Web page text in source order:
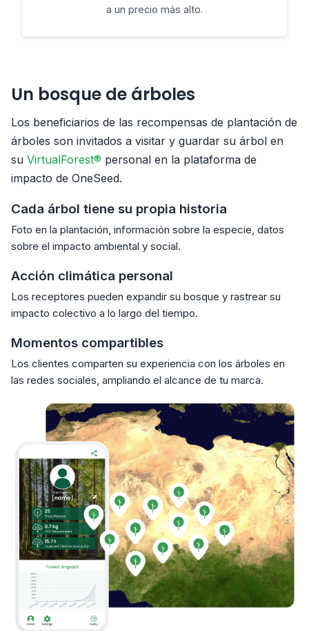
a un precio más alto.
Un bosque de árboles
Los beneficiarios de las recompensas de plantación de
árboles son invitados a visitar y guardar su árbol en
su VirtualForest® personal en la plataforma de
impacto de OneSeed.
Cada árbol tiene su propia historia
Foto en la plantación, información sobre la especie, datos
sobre el impacto ambiental y social.
Acción climática personal
Los receptores pueden expandir su bosque y rastrear su
impacto colectivo a lo largo del tiempo.
Momentos compartibles
Los clientes comparten su experiencia con los árboles en
las redes sociales, ampliando el alcance de tu marca.